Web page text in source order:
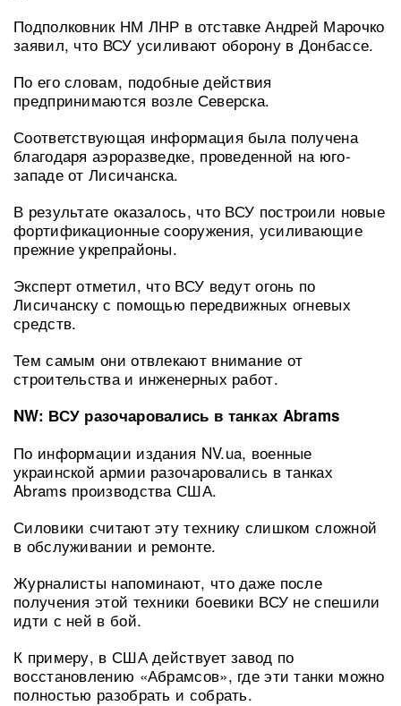
Подполковник НМ ЛНР в отставке Андрей Марочко
заявил, что ВСУ усиливают оборону в Донбассе.
По его словам, подобные действия
предпринимаются возле Северска.
Соответствующая информация была получена
благодаря аэроразведке, проведенной на юго-
западе от Лисичанска.
В результате оказалось, что ВСУ построили новые
фортификационные сооружения, усиливающие
прежние укрепрайоны.
Эксперт отметил, что ВСУ ведут огонь по
Лисичанску с помощью передвижных огневых
средств.
Тем самым они отвлекают внимание от
строительства и инженерных работ.
NW: ВСУ разочаровались в танках Abrams
По информации издания NV.ua, военные
украинской армии разочаровались в танках
Abrams производства США.
Силовики считают эту технику слишком сложной
в обслуживании и ремонте.
Журналисты напоминают, что даже после
получения этой техники боевики ВСУ не спешили
идти с ней в бой.
К примеру, в США действует завод по
восстановлению «Абрамсов», где эти танки можно
полностью разобрать и собрать.